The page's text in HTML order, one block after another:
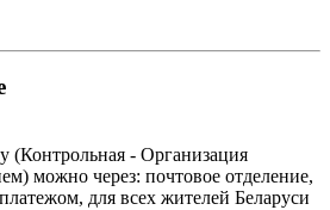
(Контрольная - Организация
можно через: почтовое отделение,
для всех жителей Беларуси